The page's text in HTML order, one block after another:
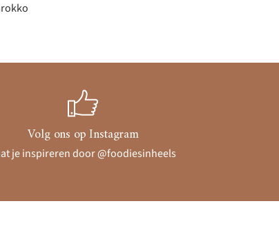
Volg ons op Instagram
je inspireren door @foodiesinheels